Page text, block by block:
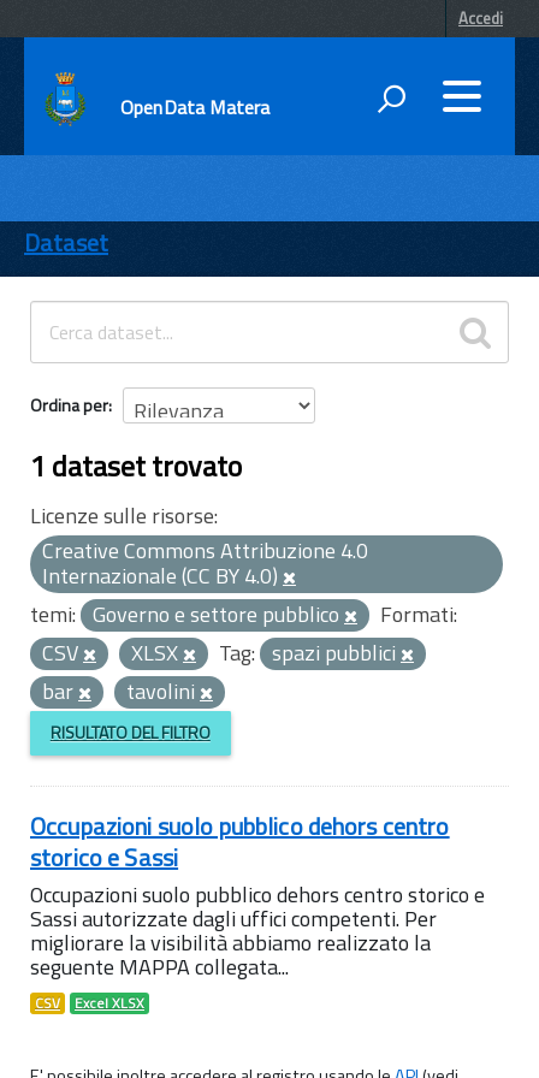
Accedi
OpenData Matera
ENTI
TEMI
INFORMAZIONI
Dataset
Ordina per
1 dataset trovato
Licenze sulle risorse:
Creative Commons Attribuzione 4.0
Internazionale (CC BY 4.0)
temi: Governo e settore pubblico
Formati:
CSV
XLSX Tag: spazi pubblici
bar
tavolini
RISULTATO DEL FILTRO
Occupazioni suolo pubblico dehors centro
storico e Sassi
Occupazioni suolo pubblico dehors centro storico e
Sassi autorizzate dagli uffici competenti. Per
migliorare la visibilità abbiamo realizzato la
seguente MAPPA collegata...
CSV Excel XLSX